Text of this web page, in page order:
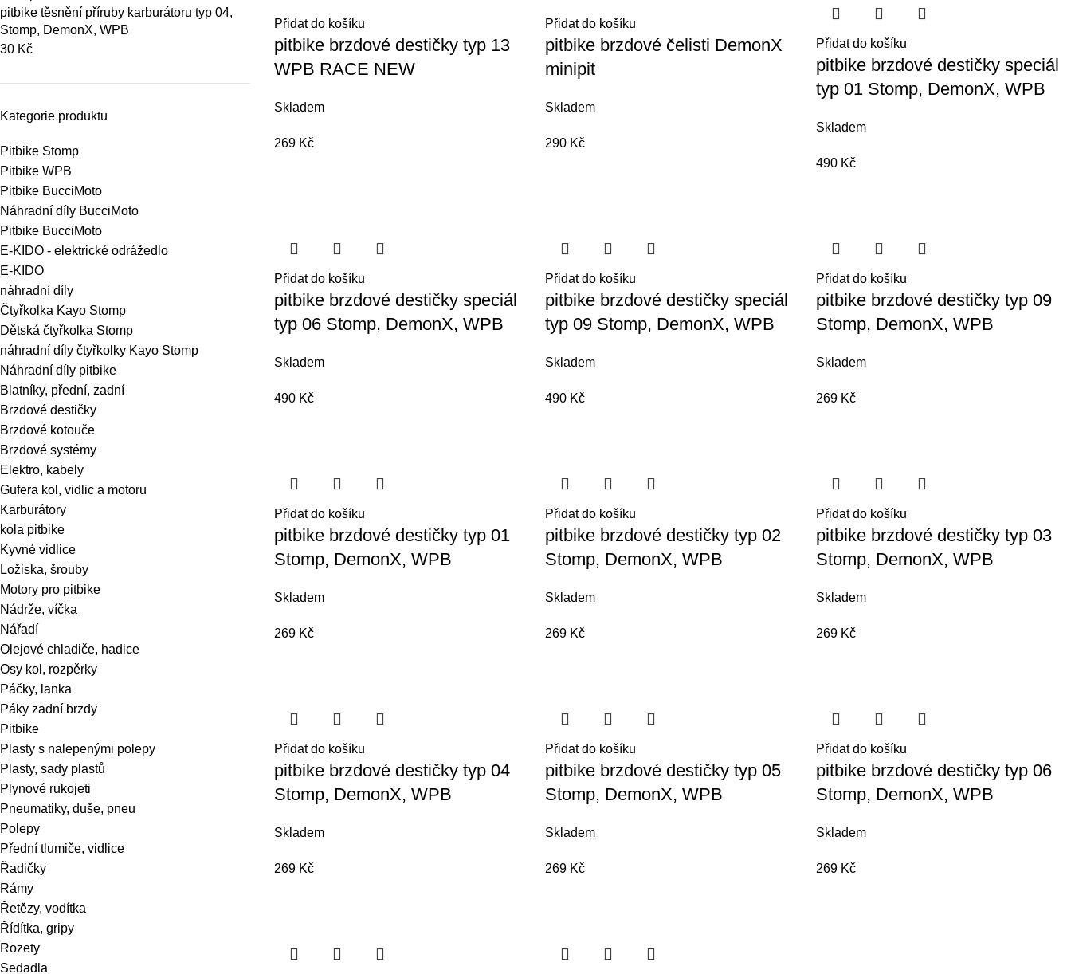
pitbike těsnění příruby karburátoru typ 04,
Stomp, DemonX, WPB
30 Kč
Kategorie produktu
Pitbike Stomp
Pitbike WPB
Pitbike BucciMoto
Náhradní díly BucciMoto
Pitbike BucciMoto
E-KIDO - elektrické odrážedlo
E-KIDO
náhradní díly
Čtyřkolka Kayo Stomp
Dětská čtyřkolka Stomp
náhradní díly čtyřkolky Kayo Stomp
Náhradní díly pitbike
Blatníky, přední, zadní
Brzdové destičky
Brzdové kotouče
Brzdové systémy
Elektro, kabely
Gufera kol, vidlic a motoru
Karburátory
kola pitbike
Kyvné vidlice
Ložiska, šrouby
Motory pro pitbike
Nádrže, víčka
Nářadí
Olejové chladiče, hadice
Osy kol, rozpěrky
Páčky, lanka
Páky zadní brzdy
Pitbike
Plasty s nalepenými polepy
Plasty, sady plastů
Plynové rukojeti
Pneumatiky, duše, pneu
Polepy
Přední tlumiče, vidlice
Řadičky
Rámy
Řetězy, vodítka
Řídítka, gripy
Rozety
Sedadla
Přidat do košíku
pitbike brzdové destičky typ 13
WPB RACE NEW
Skladem
269 Kč
Přidat do košíku
pitbike brzdové čelisti DemonX
minipit
Skladem
290 Kč
Přidat do košíku
pitbike brzdové destičky speciál
typ 01 Stomp, DemonX, WPB
Skladem
490 Kč
Přidat do košíku
pitbike brzdové destičky speciál
typ 06 Stomp, DemonX, WPB
Skladem
490 Kč
Přidat do košíku
pitbike brzdové destičky speciál
typ 09 Stomp, DemonX, WPB
Skladem
490 Kč
Přidat do košíku
pitbike brzdové destičky typ 09
Stomp, DemonX, WPB
Skladem
269 Kč
Přidat do košíku
pitbike brzdové destičky typ 01
Stomp, DemonX, WPB
Skladem
269 Kč
Přidat do košíku
pitbike brzdové destičky typ 02
Stomp, DemonX, WPB
Skladem
269 Kč
Přidat do košíku
pitbike brzdové destičky typ 03
Stomp, DemonX, WPB
Skladem
269 Kč
Přidat do košíku
pitbike brzdové destičky typ 04
Stomp, DemonX, WPB
Skladem
269 Kč
Přidat do košíku
pitbike brzdové destičky typ 05
Stomp, DemonX, WPB
Skladem
269 Kč
Přidat do košíku
pitbike brzdové destičky typ 06
Stomp, DemonX, WPB
Skladem
269 Kč